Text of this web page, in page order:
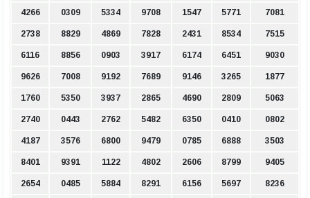
4266 0309 5334 9708 1547 5771 7081
2738 8829 4869 7828 2431 8534 7515
6116 8856 0903 3917 6174 6451 9030
9626 7008 9192 7689 9146 3265 1877
1760 5350 3937 2865 4690 2809 5063
2740 0443 2762 5482 6350 0410 0802
4187 3576 6800 9479 0785 6888 3503
8401 9391 1122 4802 2606 8799 9405
2654 0485 5884 8291 6156 5697 8236